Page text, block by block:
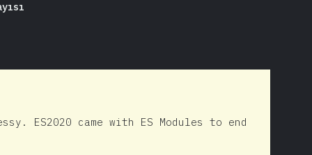
ES2020 came with ES Modules to end